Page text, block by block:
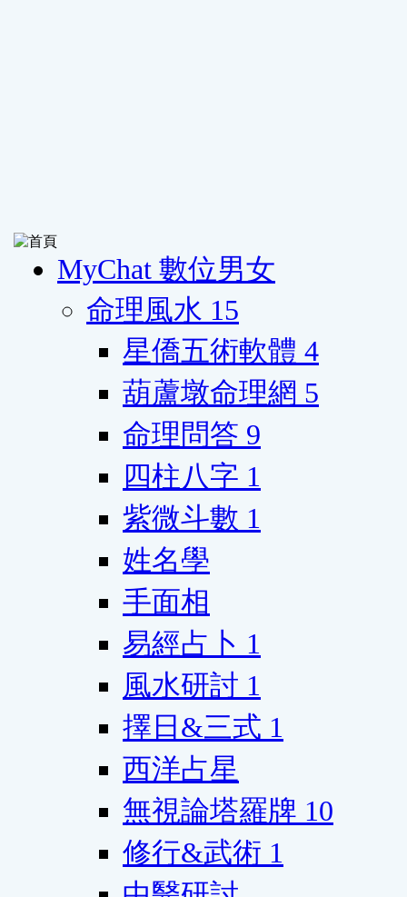
MyChat 數位男女
命理風水 15
星僑五術軟體 4
葫蘆墩命理網 5
命理問答 9
四柱八字 1
紫微斗數 1
姓名學
手面相
易經占卜 1
風水研討 1
擇日&三式 1
西洋占星
無視論塔羅牌 10
修行&武術 1